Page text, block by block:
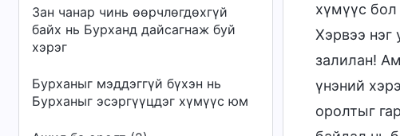
Зан чанар чинь өөрчлөгдөхгүй
байх нь Бурханд дайсагнаж буй
хэрэг
Бурханыг мэддэггүй бүхэн нь
Бурханыг эсэргүүцдэг хүмүүс юм
хүмүүс бол
Хэрвээ нэг
залилан!
үнэний
оролтыг